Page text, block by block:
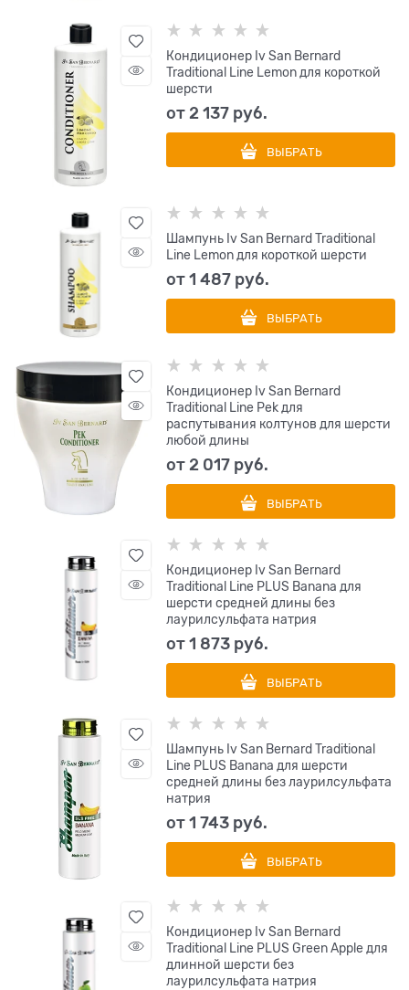
Кондиционер Iv San Bernard
Traditional Line Lemon для короткой
шерсти
от2 137 руб.
ВЫБРАТЬ
Шампунь Iv San Bernard Traditional
Line Lemon для короткой шерсти
от1 487 руб.
ВЫБРАТЬ
Кондиционер Iv San Bernard
Traditional Line Pek для
распутывания колтунов для шерсти
любой длины
от2 017 руб.
ВЫБРАТЬ
Кондиционер Iv San Bernard
Traditional Line PLUS Banana для
шерсти средней длины без
лаурилсульфата натрия
от1 873 руб.
ВЫБРАТЬ
Шампунь Iv San Bernard Traditional
Line PLUS Banana для шерсти
средней длины без лаурилсульфата
натрия
от1 743 руб.
ВЫБРАТЬ
Кондиционер Iv San Bernard
Traditional Line PLUS Green Apple для
длинной шерсти без
лаурилсульфата натрия